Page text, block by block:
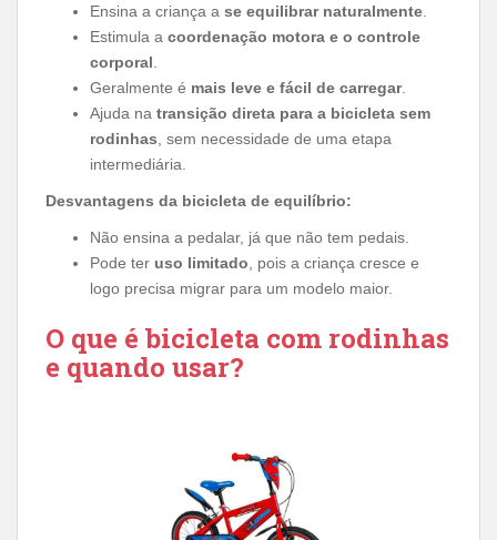
Ensina a criança a se equilibrar naturalmente
Estimula a coordenação motora e o controle
corporal
Geralmente é mais leve e fácil de carregar.
Ajuda na transição direta para a bicicleta sem
rodinhas , sem necessidade de uma etapa
intermediária.
Desvantagens da bicicleta de equilíbrio:
Não ensina a pedalar, já que não tem pedais.
Pode ter uso limitado , pois a criança cresce e
logo precisa migrar para um modelo maior.
O que é bicicleta com rodinhas
e quando usar?